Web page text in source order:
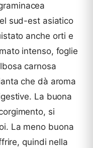
sud-est asiatico
anche orti e
intenso, foglie
carnosa
che dà aroma
La buona
si
La meno buona
quindi nella